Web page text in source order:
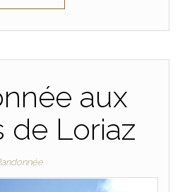
aux
de Loriaz